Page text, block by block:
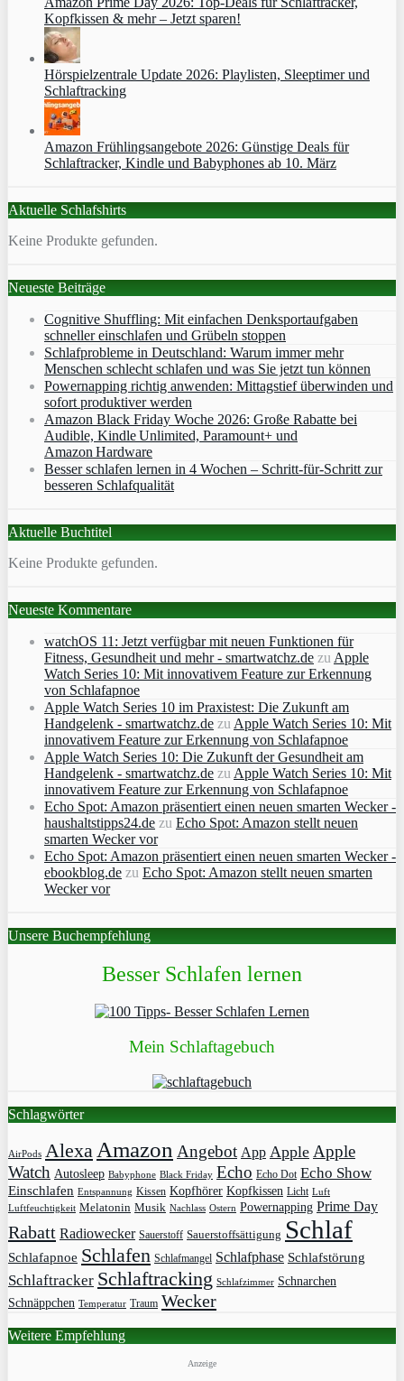
Kopfkissen & mehr – Jetzt sparen!
Hörspielzentrale Update 2026: Playlisten, Sleeptimer und
Schlaftracking
Amazon Frühlingsangebote 2026: Günstige Deals für
Schlaftracker, Kindle und Babyphones ab 10. März
Aktuelle Schlafshirts
Keine Produkte gefunden.
Neueste Beiträge
Cognitive Shuffling: Mit einfachen Denksportaufgaben
schneller einschlafen und Grübeln stoppen
Schlafprobleme in Deutschland: Warum immer mehr
Menschen schlecht schlafen und was Sie jetzt tun können
Powernapping richtig anwenden: Mittagstief überwinden und
sofort produktiver werden
Amazon Black Friday Woche 2026: Große Rabatte bei
Audible, Kindle Unlimited, Paramount+ und
Amazon Hardware
Besser schlafen lernen in 4 Wochen – Schritt‑für‑Schritt zur
besseren Schlafqualität
Aktuelle Buchtitel
Keine Produkte gefunden.
Neueste Kommentare
watchOS 11: Jetzt verfügbar mit neuen Funktionen für
Fitness, Gesundheit und mehr - smartwatchz.de zu Apple
Watch Series 10: Mit innovativem Feature zur Erkennung
von Schlafapnoe
Apple Watch Series 10 im Praxistest: Die Zukunft am
Handgelenk - smartwatchz.de zu Apple Watch Series 10: Mit
innovativem Feature zur Erkennung von Schlafapnoe
Apple Watch Series 10: Die Zukunft der Gesundheit am
Handgelenk - smartwatchz.de zu Apple Watch Series 10: Mit
innovativem Feature zur Erkennung von Schlafapnoe
Echo Spot: Amazon präsentiert einen neuen smarten Wecker -
haushaltstipps24.de zu Echo Spot: Amazon stellt neuen
smarten Wecker vor
Echo Spot: Amazon präsentiert einen neuen smarten Wecker -
ebookblog.de zu Echo Spot: Amazon stellt neuen smarten
Wecker vor
Unsere Buchempfehlung
Besser Schlafen lernen
Mein Schlaftagebuch
Schlagwörter
AirPods Alexa Amazon Angebot App Apple Apple
Watch Autosleep Babyphone Black Friday Echo Echo Dot Echo Show
Einschlafen Entspannung Kissen Kopfhörer Kopfkissen Licht Luft
Luftfeuchtigkeit Melatonin Musik Nachlass Ostern Powernapping Prime Day
Rabatt Radiowecker Sauerstoff Sauerstoffsättigung Schlaf
Schlafapnoe Schlafen Schlafmangel Schlafphase Schlafstörung
Schlaftracker Schlaftracking Schlafzimmer Schnarchen
Schnäppchen Temperatur Traum Wecker
Weitere Empfehlung
Anzeige